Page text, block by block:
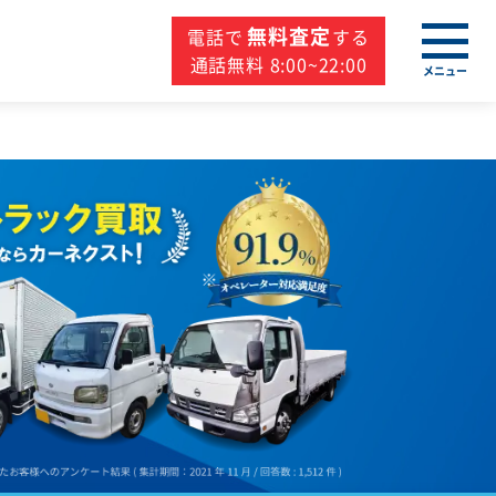
電話で 無料査定する
通話無料 8:00~22:00
メニュー